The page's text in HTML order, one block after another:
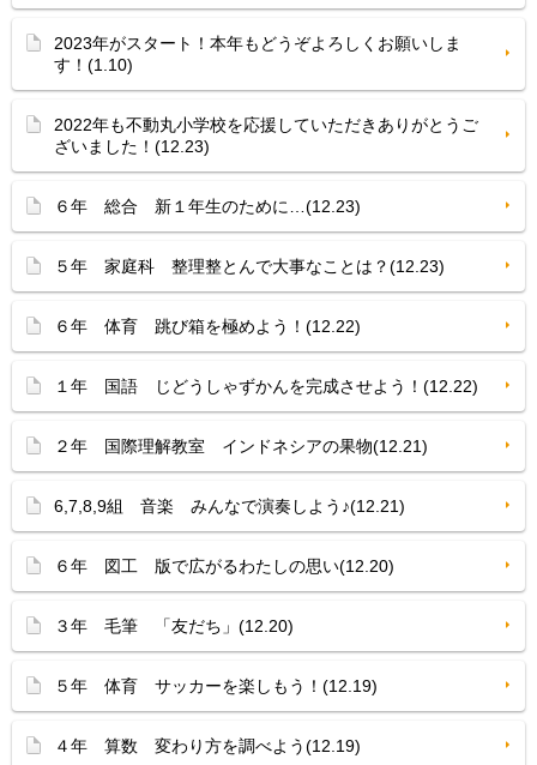
2023年がスタート！本年もどうぞよろしくお願いしま
す！(1.10)
2022年も不動丸小学校を応援していただきありがとうご
ざいました！(12.23)
６年 総合 新１年生のために…(12.23)
５年 家庭科 整理整とんで大事なことは？(12.23)
６年 体育 跳び箱を極めよう！(12.22)
１年 国語 じどうしゃずかんを完成させよう！(12.22)
２年 国際理解教室 インドネシアの果物(12.21)
6,7,8,9組 音楽 みんなで演奏しよう♪(12.21)
６年 図工 版で広がるわたしの思い(12.20)
３年 毛筆 「友だち」(12.20)
５年 体育 サッカーを楽しもう！(12.19)
４年 算数 変わり方を調べよう(12.19)